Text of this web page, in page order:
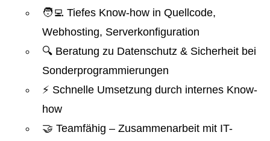
🧑‍💻 Tiefes Know-how in Quellcode,
Webhosting, Serverkonfiguration
🔍 Beratung zu Datenschutz & Sicherheit bei
Sonderprogrammierungen
⚡ Schnelle Umsetzung durch internes Know-
how
🤝 Teamfähig – Zusammenarbeit mit IT-